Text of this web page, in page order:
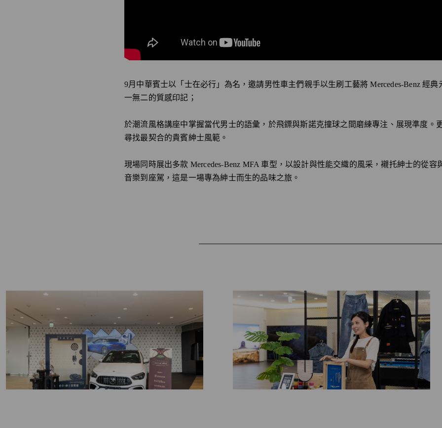
9月中華賓士以「士在必行」為名，邀請男性車主們親手以生刷工藝將 Mercedes-Benz 經
一無二的質感印記；
於潮流風格講座中掌握當代男士的語彙，於飛鏢與斯諾克撞球之間磨練專注、展現準度。
尋找最契合的貴賓紳士風範。
現場同時展出多款 Mercedes-Benz MFA 車型，以設計與性能交織的風采，襯托紳士的從
音樂到座駕，這是一場專為紳士而生的品味之旅。